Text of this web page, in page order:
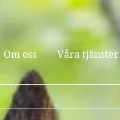
Om oss Våra tjänster